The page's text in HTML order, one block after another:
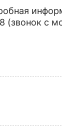
(звонок с